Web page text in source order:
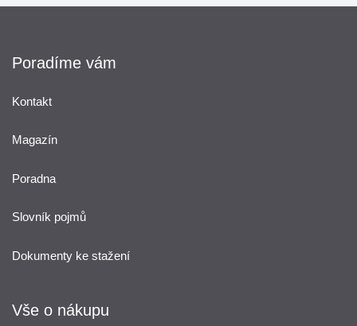
Poradíme vám
Kontakt
Magazín
Poradna
Slovník pojmů
Dokumenty ke stažení
Vše o nákupu